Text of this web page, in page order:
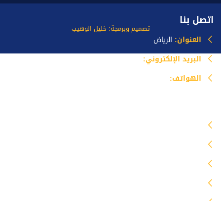
اتصل بنا
العنوان: الرياض
البريد الإلكتروني:
الهواتف:
تصميم وبرمجة: خليل الوهيب